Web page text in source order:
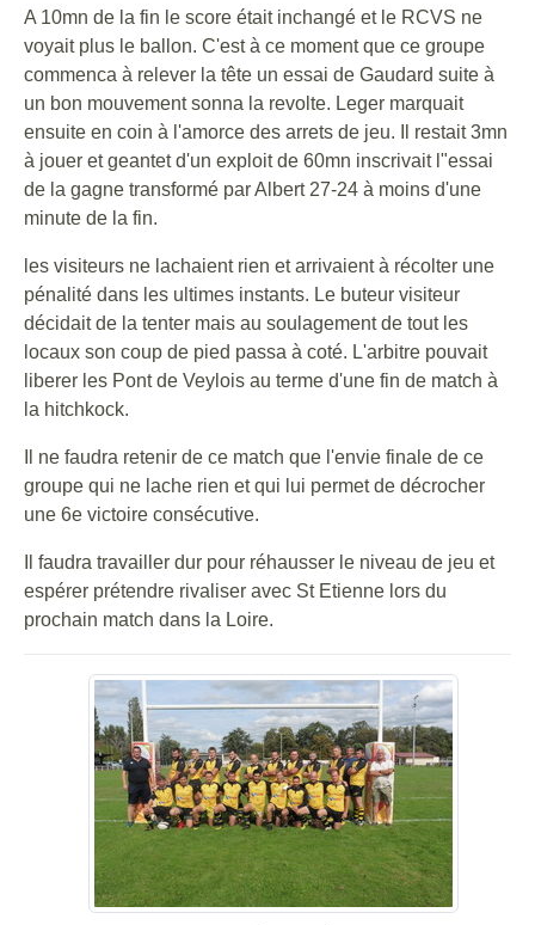
A 10mn de la fin le score était inchangé et le RCVS ne
voyait plus le ballon. C'est à ce moment que ce groupe
commenca à relever la tête un essai de Gaudard suite à
un bon mouvement sonna la revolte. Leger marquait
ensuite en coin à l'amorce des arrets de jeu. Il restait 3mn
à jouer et geantet d'un exploit de 60mn inscrivait l"essai
de la gagne transformé par Albert 27-24 à moins d'une
minute de la fin.
les visiteurs ne lachaient rien et arrivaient à récolter une
pénalité dans les ultimes instants. Le buteur visiteur
décidait de la tenter mais au soulagement de tout les
locaux son coup de pied passa à coté. L'arbitre pouvait
liberer les Pont de Veylois au terme d'une fin de match à
la hitchkock.
Il ne faudra retenir de ce match que l'envie finale de ce
groupe qui ne lache rien et qui lui permet de décrocher
une 6e victoire consécutive.
Il faudra travailler dur pour réhausser le niveau de jeu et
espérer prétendre rivaliser avec St Etienne lors du
prochain match dans la Loire.